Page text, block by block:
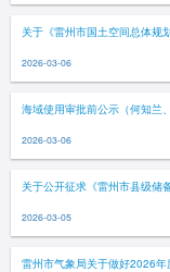
关于《雷州市国土空间总体规
2026-03-06
海域使用审批前公示（何知兰
2026-03-06
关于公开征求《雷州市县级储
2026-03-05
雷州市气象局关于做好2026